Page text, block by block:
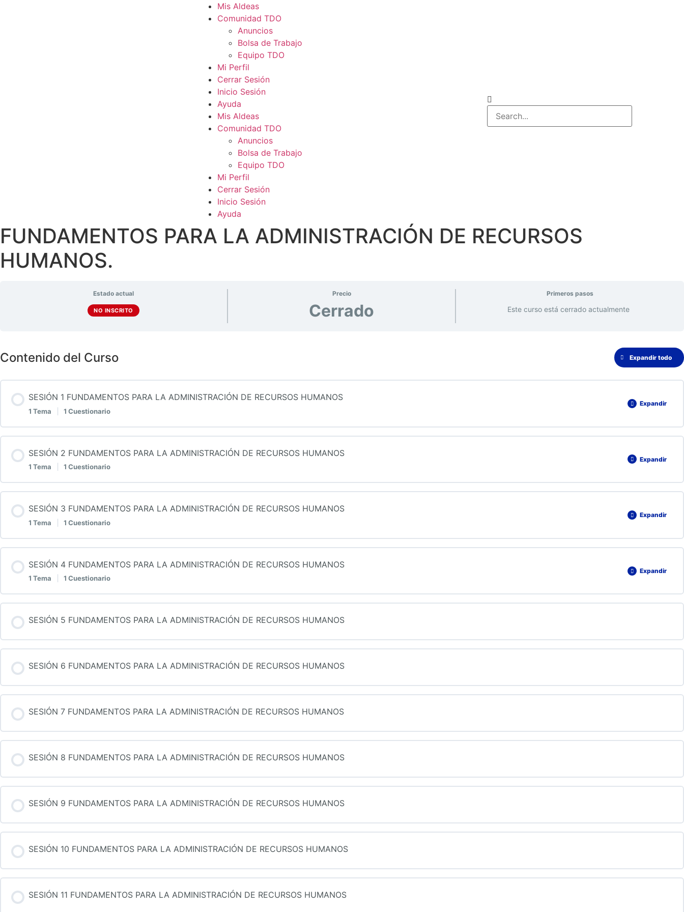
Mis Aldeas
Comunidad TDO
Anuncios
Bolsa de Trabajo
Equipo TDO
Mi Perfil
Cerrar Sesión
Inicio Sesión
Ayuda
Mis Aldeas
Comunidad TDO
Anuncios
Bolsa de Trabajo
Equipo TDO
Mi Perfil
Cerrar Sesión
Inicio Sesión
Ayuda
FUNDAMENTOS PARA LA ADMINISTRACIÓN DE RECURSOS
HUMANOS.
Estado actual
NO INSCRITO
Precio
Cerrado
Primeros pasos
Este curso está cerrado actualmente
Contenido del Curso Expandir todo
SESIÓN 1 FUNDAMENTOS PARA LA ADMINISTRACIÓN DE RECURSOS HUMANOS
1 Tema 1 Cuestionario
Expandir
QUIZ 1: FUNDAMENTOS PARA LA ADMINISTRACIÓN DE RECURSOS HUMANOS
SESIÓN 2 FUNDAMENTOS PARA LA ADMINISTRACIÓN DE RECURSOS HUMANOS
1 Tema 1 Cuestionario
Expandir
QUIZ 2: FUNDAMENTOS PARA LA ADMINISTRACIÓN DE RECURSOS HUMANOS
SESIÓN 3 FUNDAMENTOS PARA LA ADMINISTRACIÓN DE RECURSOS HUMANOS
1 Tema 1 Cuestionario
Expandir
QUIZ 3: FUNDAMENTOS PARA LA ADMINISTRACIÓN DE RECURSOS HUMANOS
SESIÓN 4 FUNDAMENTOS PARA LA ADMINISTRACIÓN DE RECURSOS HUMANOS
1 Tema 1 Cuestionario
Expandir
SESIÓN 5 FUNDAMENTOS PARA LA ADMINISTRACIÓN DE RECURSOS HUMANOS
SESIÓN 6 FUNDAMENTOS PARA LA ADMINISTRACIÓN DE RECURSOS HUMANOS
SESIÓN 7 FUNDAMENTOS PARA LA ADMINISTRACIÓN DE RECURSOS HUMANOS
SESIÓN 8 FUNDAMENTOS PARA LA ADMINISTRACIÓN DE RECURSOS HUMANOS
SESIÓN 9 FUNDAMENTOS PARA LA ADMINISTRACIÓN DE RECURSOS HUMANOS
SESIÓN 10 FUNDAMENTOS PARA LA ADMINISTRACIÓN DE RECURSOS HUMANOS
SESIÓN 11 FUNDAMENTOS PARA LA ADMINISTRACIÓN DE RECURSOS HUMANOS